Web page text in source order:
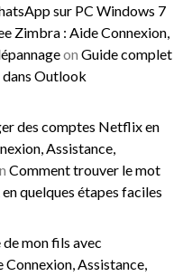
sur PC Windows 7
Zimbra : Aide Connexion,
on Guide complet
Outlook
des comptes Netflix en
Assistance,
Comment trouver le mot
quelques étapes faciles
mon fils avec
Assistance,